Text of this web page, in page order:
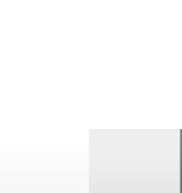
اختتام الدورة